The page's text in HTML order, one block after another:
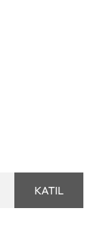
KATIL